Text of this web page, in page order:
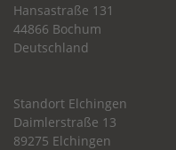
Hansastraße 131
44866 Bochum
Deutschland
Standort Elchingen
Daimlerstraße 13
89275 Elchingen